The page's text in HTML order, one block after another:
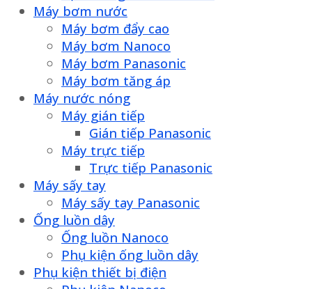
Máy bơm nước
Máy bơm đẩy cao
Máy bơm Nanoco
Máy bơm Panasonic
Máy bơm tăng áp
Máy nước nóng
Máy gián tiếp
Gián tiếp Panasonic
Máy trực tiếp
Trực tiếp Panasonic
Máy sấy tay
Máy sấy tay Panasonic
Ống luồn dây
Ống luồn Nanoco
Phụ kiện ống luồn dây
Phụ kiện thiết bị điện